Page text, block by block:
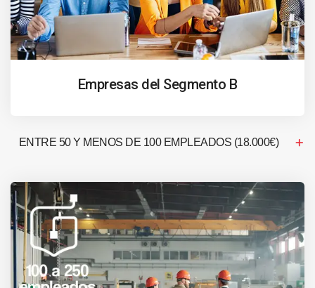
Empresas del Segmento B
ENTRE 50 Y MENOS DE 100 EMPLEADOS (18.000€)